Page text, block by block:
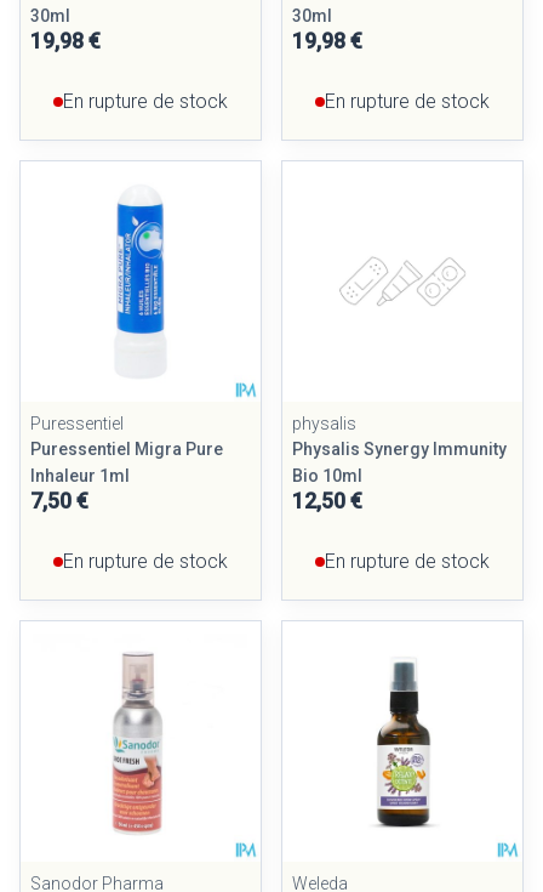
30ml
19,98 €
En rupture de stock
30ml
19,98 €
En rupture de stock
Puressentiel
Puressentiel Migra Pure
Inhaleur 1ml
7,50 €
En rupture de stock
physalis
Physalis Synergy Immunity
Bio 10ml
12,50 €
En rupture de stock
Sanodor Pharma
Weleda